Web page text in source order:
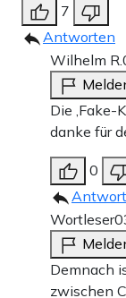
7
Antworten
Wilhelm R.
Die ‚Fake-
danke für
0
Wortleser
Demnach
zwischen